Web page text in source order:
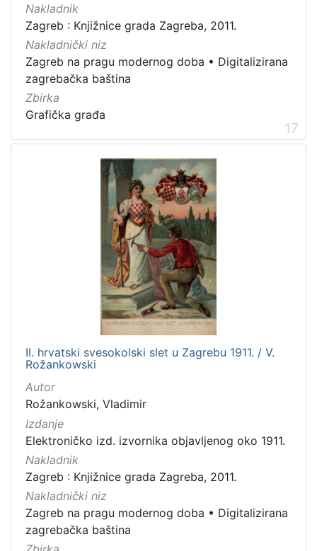
Nakladnik
Zagreb : Knjižnice grada Zagreba, 2011.
Nakladnički niz
Zagreb na pragu modernog doba • Digitalizirana
zagrebačka baština
Zbirka
Grafička građa
17
II. hrvatski svesokolski slet u Zagrebu 1911. / V.
Rožankowski
Autor
Rožankowski, Vladimir
Izdanje
Elektroničko izd. izvornika objavljenog oko 1911.
Nakladnik
Zagreb : Knjižnice grada Zagreba, 2011.
Nakladnički niz
Zagreb na pragu modernog doba • Digitalizirana
zagrebačka baština